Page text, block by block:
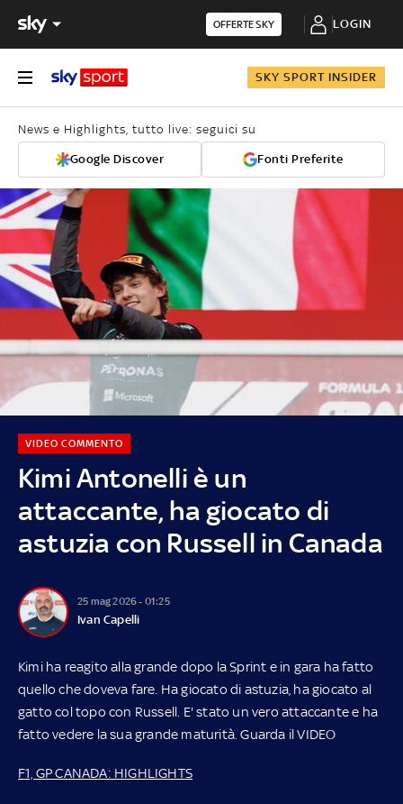
OFFERTE SKY LOGIN
SKY SPORT INSIDER
News e Highlights, tutto live: seguici su
Google Discover Fonti Preferite
Kimi Antonelli è un
attaccante, ha giocato di
astuzia con Russell in Canada
VIDEO COMMENTO
25 mag 2026 - 01:25
Ivan Capelli
Kimi ha reagito alla grande dopo la Sprint e in gara ha fatto
quello che doveva fare. Ha giocato di astuzia, ha giocato al
gatto col topo con Russell. E' stato un vero attaccante e ha
fatto vedere la sua grande maturità. Guarda il VIDEO
F1, GP CANADA: HIGHLIGHTS